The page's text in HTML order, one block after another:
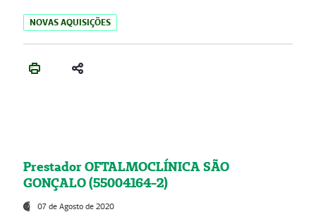
NOVAS AQUISIÇÕES
Prestador OFTALMOCLÍNICA SÃO
GONÇALO (55004164-2)
07 de Agosto de 2020